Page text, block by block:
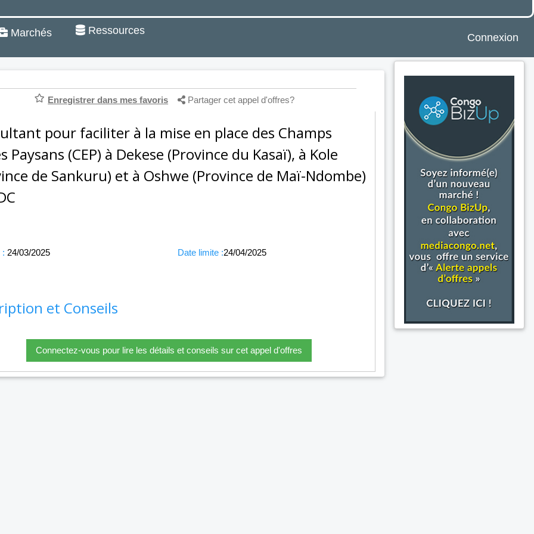
Marchés Ressources
Connexion
Enregistrer dans mes favoris Partager cet appel d'offres?
pour faciliter à la mise en place des Champs
Paysans (CEP) à Dekese (Province du Kasaï), à Kole
de Sankuru) et à Oshwe (Province de Maï-Ndombe)
: 24/03/2025 Date limite :24/04/2025
et Conseils
Connectez-vous pour lire les détails et conseils sur cet appel d'offres